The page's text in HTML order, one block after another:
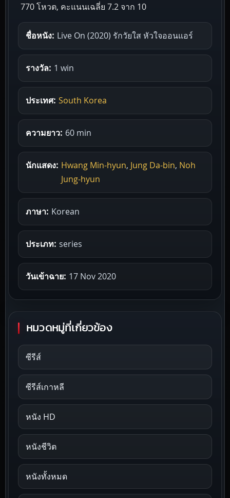
770 โหวต, คะแนนเฉลี่ย 7.2 จาก 10
ชื่อหนัง: Live On (2020) รักวัยใส หัวใจออนแอร์
รางวัล: 1 win
ประเทศ: South Korea
ความยาว: 60 min
นักแสดง: Hwang Min-hyun, Jung Da-bin, Noh
Jung-hyun
ภาษา: Korean
ประเภท: series
วันเข้าฉาย: 17 Nov 2020
หมวดหมู่ที่เกี่ยวข้อง
ซีรีส์
ซีรีส์เกาหลี
หนัง HD
หนังชีวิต
หนังทั้งหมด